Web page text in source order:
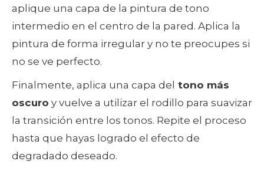
aplique una capa de la pintura de tono
intermedio en el centro de la pared. Aplica la
pintura de forma irregular y no te preocupes si
no se ve perfecto.
Finalmente, aplica una capa del tono más
oscuro y vuelve a utilizar el rodillo para suavizar
la transición entre los tonos. Repite el proceso
hasta que hayas logrado el efecto de
degradado deseado.